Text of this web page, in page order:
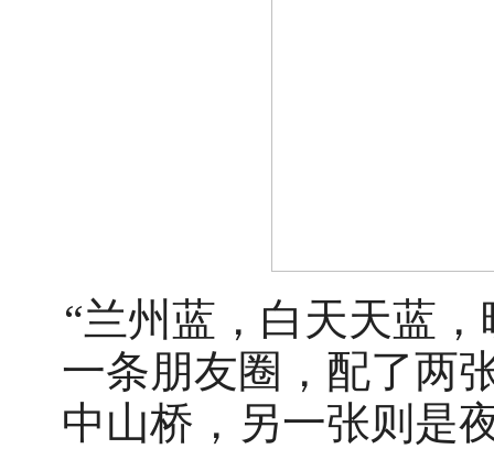
“兰州蓝，白天天蓝
一条朋友圈，配了两
中山桥，另一张则是